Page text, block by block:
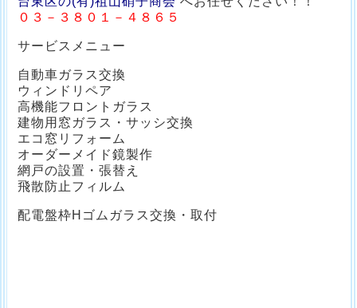
０３－３８０１－４８６５
サービスメニュー
自動車ガラス交換
ウィンドリペア
高機能フロントガラス
建物用窓ガラス・サッシ交換
エコ窓リフォーム
オーダーメイド鏡製作
網戸の設置・張替え
飛散防止フィルム
配電盤枠Hゴムガラス交換・取付